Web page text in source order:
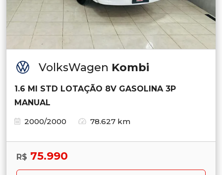
VolksWagen Kombi
1.6 MI STD LOTAÇÃO 8V GASOLINA 3P
MANUAL
2000/2000
78.627 km
R$ 75.990